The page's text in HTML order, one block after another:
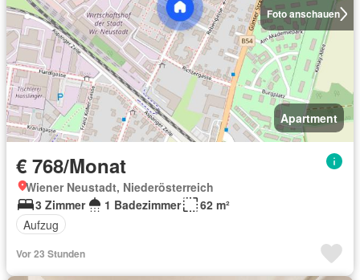
Foto anschauen
Apartment
€ 768/Monat
Wiener Neustadt, Niederösterreich
3 Zimmer
1 Badezimmer
62 m²
Aufzug
Vor 23 Stunden